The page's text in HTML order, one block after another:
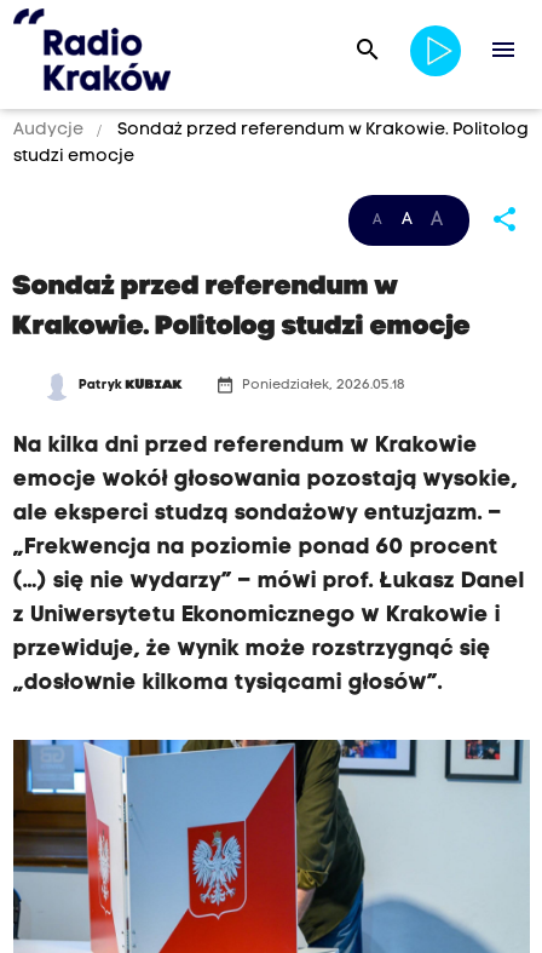
search menu
Audycje
Sondaż przed referendum w Krakowie. Politolog
studzi emocje
A A A share
Sondaż przed referendum w
Krakowie. Politolog studzi emocje
Patryk KUBIAK date_range Poniedziałek, 2026.05.18
Na kilka dni przed referendum w Krakowie
emocje wokół głosowania pozostają wysokie,
ale eksperci studzą sondażowy entuzjazm. –
„Frekwencja na poziomie ponad 60 procent
(…) się nie wydarzy” – mówi prof. Łukasz Danel
z Uniwersytetu Ekonomicznego w Krakowie i
przewiduje, że wynik może rozstrzygnąć się
„dosłownie kilkoma tysiącami głosów”.